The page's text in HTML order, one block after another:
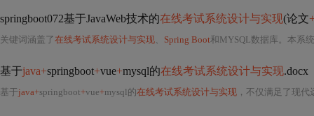
springboot072基于JavaWeb技术的在线考试系统设计与实现(论文
关键词涵盖了在线考试系统设计与实现、 Spring Boot和MYSQL数据库。本系
基于java+springboot+vue+mysql的在线考试系统设计与实现.docx
基于java+springboot+vue+mysql的在线考试系统设计与实现 ，不仅满足了现代远程考试的